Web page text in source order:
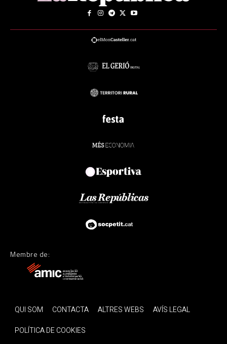
Membre de:
QUI SOM CONTACTA ALTRES WEBS
AVÍS LEGAL
POLÍTICA DE COOKIES